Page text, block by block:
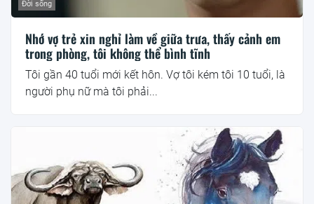
Đời sống
Nhớ vợ trẻ xin nghỉ làm về giữa trưa, thấy cảnh em
trong phòng, tôi không thể bình tĩnh
Tôi gần 40 tuổi mới kết hôn. Vợ tôi kém tôi 10 tuổi, là
người phụ nữ mà tôi phải...